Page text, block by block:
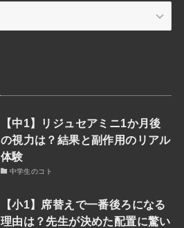
【中1】リジュセアミニ1か月後
の視力は？結果と副作用のリアル
体験
中学生のコト
【小1】席替えで一番後ろになる
理由は？先生が決めた配置に驚い